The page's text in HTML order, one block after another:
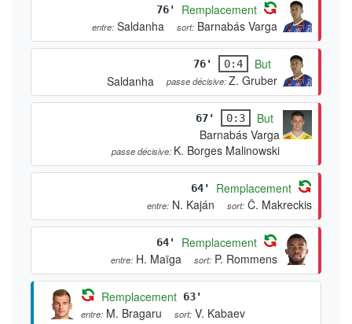
76' Remplacement
entre: Saldanha sort: Barnabás Varga
76' 0:4
But
Saldanha
passe décisive:Z. Gruber
67' 0:3
But
Barnabás Varga
passe décisive: K. Borges Malinowski
64' Remplacement
entre: N. Kaján sort: Č. Makreckis
64' Remplacement
entre: H. Maïga sort: P. Rommens
Remplacement 63'
entre: M. Bragaru sort: V. Kabaev